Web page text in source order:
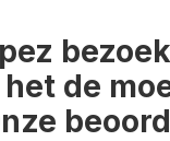
de